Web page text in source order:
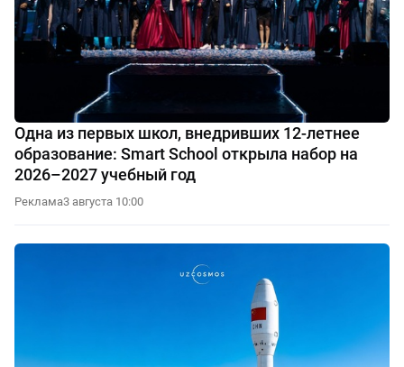
Одна из первых школ, внедривших 12-летнее
образование: Smart School открыла набор на
2026–2027 учебный год
Реклама3 августа 10:00